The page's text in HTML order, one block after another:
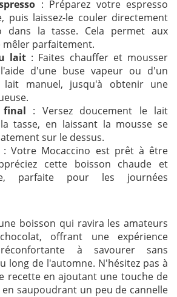
: Préparez votre espresso
puis laissez-le couler directement
dans la tasse. Cela permet aux
mêler parfaitement.
lait : Faites chauffer et mousser
d'une buse vapeur ou d'un
lait manuel, jusqu'à obtenir une
final : Versez doucement le lait
tasse, en laissant la mousse se
sur le dessus.
: Votre Mocaccino est prêt à être
cette boisson chaude et
parfaite pour les journées
boisson qui ravira les amateurs
offrant une expérience
à savourer sans
long de l'automne. N'hésitez pas à
recette en ajoutant une touche de
saupoudrant un peu de cannelle